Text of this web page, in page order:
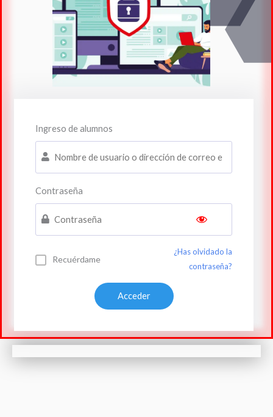
Ingreso de alumnos
Contraseña
Recuérdame
¿Has olvidado la
contraseña?